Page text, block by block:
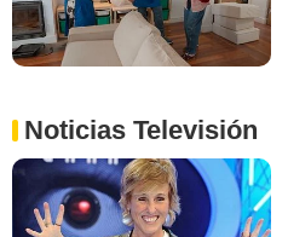
Noticias Televisión